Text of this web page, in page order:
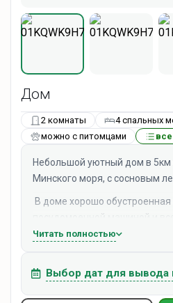
Дом
2 комнаты
4 спальных
можно с питомцами
Небольшой уютный дом в 5км
Минского моря, с сосновым
В доме хорошо обустроенная
посудомоечной машиной и
техникой, а также фильтром
пледами. Санузел с душевой
На территории костровая
зона bbq, парковка.
Читать полностью
Выбор дат для вывода